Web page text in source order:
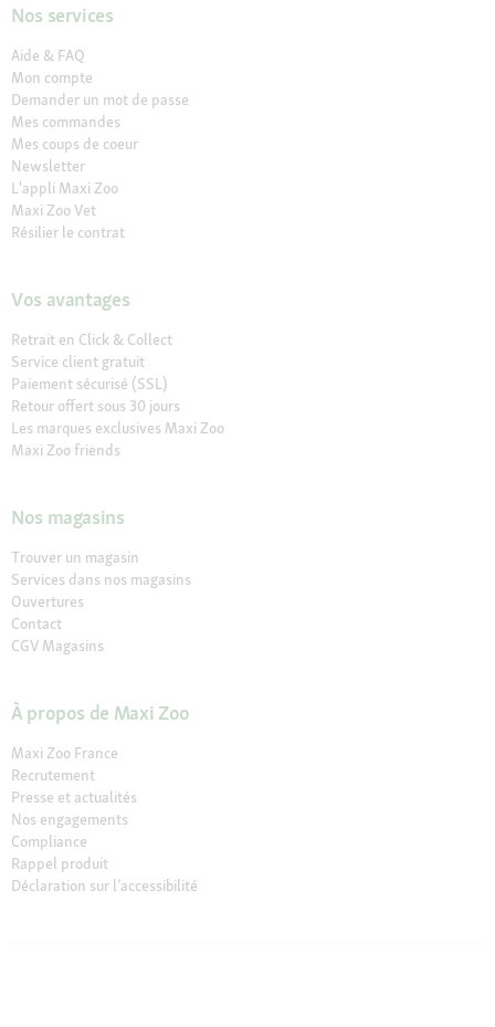
Nos services
Aide & FAQ
Mon compte
Demander un mot de passe
Mes commandes
Mes coups de coeur
Newsletter
L'appli Maxi Zoo
Maxi Zoo Vet
Résilier le contrat
Vos avantages
Retrait en Click & Collect
Service client gratuit
Paiement sécurisé (SSL)
Retour offert sous 30 jours
Les marques exclusives Maxi Zoo
Maxi Zoo friends
Nos magasins
Trouver un magasin
Services dans nos magasins
Ouvertures
Contact
CGV Magasins
À propos de Maxi Zoo
Maxi Zoo France
Recrutement
Presse et actualités
Nos engagements
Compliance
Rappel produit
Déclaration sur l’accessibilité